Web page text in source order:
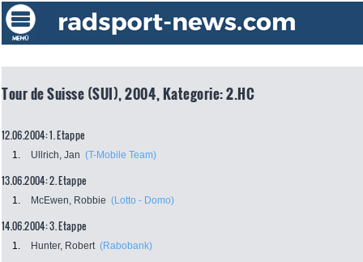
Tour de Suisse (SUI), 2004, Kategorie: 2.HC
12.06.2004: 1. Etappe
1. Ullrich, Jan (T-Mobile Team)
13.06.2004: 2. Etappe
1. McEwen, Robbie (Lotto - Domo)
14.06.2004: 3. Etappe
1. Hunter, Robert (Rabobank)